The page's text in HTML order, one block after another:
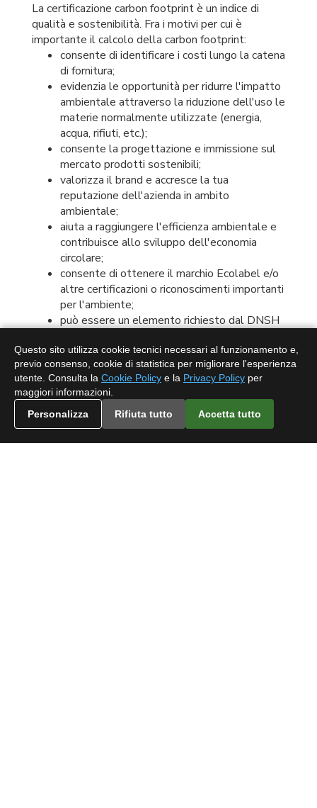
La certificazione carbon footprint è un indice di
qualità e sostenibilità. Fra i motivi per cui è
importante il calcolo della carbon footprint:
consente di identificare i costi lungo la catena
di fornitura;
evidenzia le opportunità per ridurre l'impatto
ambientale attraverso la riduzione dell'uso le
materie normalmente utilizzate (energia,
acqua, rifiuti, etc.);
consente la progettazione e immissione sul
mercato prodotti sostenibili;
valorizza il brand e accresce la tua
reputazione dell'azienda in ambito
ambientale;
aiuta a raggiungere l'efficienza ambientale e
contribuisce allo sviluppo dell'economia
circolare;
consente di ottenere il marchio Ecolabel e/o
altre certificazioni o riconoscimenti importanti
per l'ambiente;
può essere un elemento richiesto dal DNSH
Richiesta preventivo
Certificazione Carbon Footprint
Quanto tempo è
necessario per completare
Questo sito utilizza cookie tecnici necessari al funzionamento e,
previo consenso, cookie di statistica per migliorare l'esperienza
utente. Consulta la Cookie Policy e la Privacy Policy per
maggiori informazioni.
Personalizza
Rifiuta tutto Accetta tutto